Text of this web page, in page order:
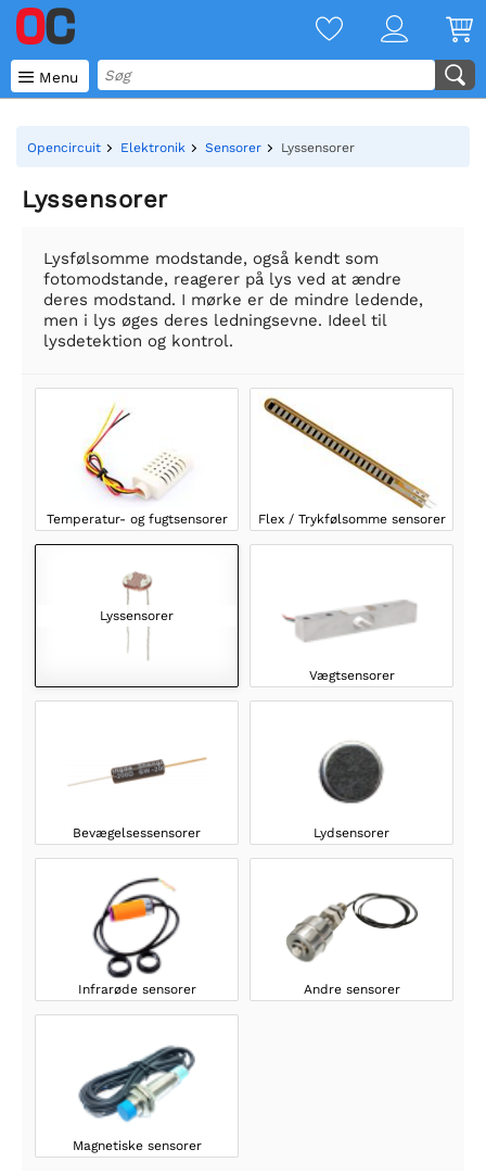
 Menu
Opencircuit Elektronik Sensorer Lyssensorer
Lyssensorer
Lysfølsomme modstande, også kendt som
fotomodstande, reagerer på lys ved at ændre
deres modstand. I mørke er de mindre ledende,
men i lys øges deres ledningsevne. Ideel til
lysdetektion og kontrol.
Temperatur- og fugtsensorer Flex / Trykfølsomme sensorer
Lyssensorer
Vægtsensorer
Bevægelsessensorer Lydsensorer
Infrarøde sensorer Andre sensorer
Magnetiske sensorer